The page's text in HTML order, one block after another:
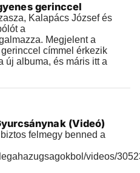
gerinccel
Kalapács József és
a
Megjelent a
címmel érkezik
új albuma, és máris itt a
(Videó)
felmegy benned a
videos/